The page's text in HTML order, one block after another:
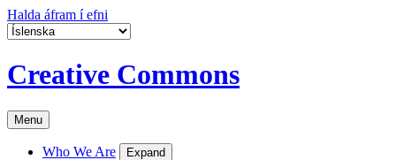
Halda áfram í efni
Creative Commons
Menu
Who We Are Expand